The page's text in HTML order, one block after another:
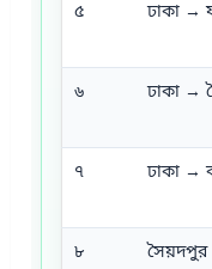
৫ ঢাকা →
৬ ঢাকা →
৭ ঢাকা →
৮